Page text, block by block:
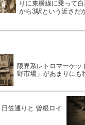
りに東横線に乗って
から3駅という近さだ
限界系レトロマーケッ
野市場」があまりにも
笠通りと 曽根ロイ